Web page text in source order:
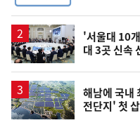
'서울대 10
대 3곳 신속
해남에 국내
전단지' 첫 삽